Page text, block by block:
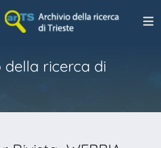
della ricerca di